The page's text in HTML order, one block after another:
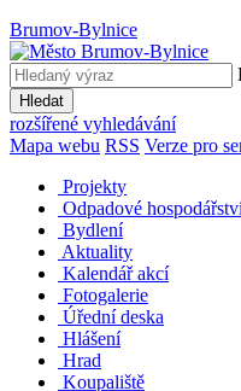
Brumov-Bylnice
Hledat
rozšířené vyhledávání
Mapa webu RSS Verze pro
Projekty
Odpadové
Bydlení
Aktuality
Kalendář akcí
Fotogalerie
Úřední deska
Hlášení
Hrad
Koupaliště